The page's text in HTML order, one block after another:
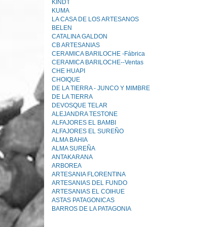
KINDT
KUMA
LA CASA DE LOS ARTESANOS
BELEN
CATALINA GALDON
CB ARTESANIAS
CERAMICA BARILOCHE -Fábrica
CERAMICA BARILOCHE--Ventas
CHE HUAPI
CHOIQUE
DE LA TIERRA - JUNCO Y MIMBRE
DE LA TlERRA
DEVOSQUE TELAR
ALEJANDRA TESTONE
ALFAJORES EL BAMBI
ALFAJORES EL SUREÑO
ALMA BAHIA
ALMA SUREÑA
ANTAKARANA
ARBOREA
ARTESANIA FLORENTINA
ARTESANIAS DEL FUNDO
ARTESANIAS EL COIHUE
ASTAS PATAGONICAS
BARROS DE LA PATAGONIA